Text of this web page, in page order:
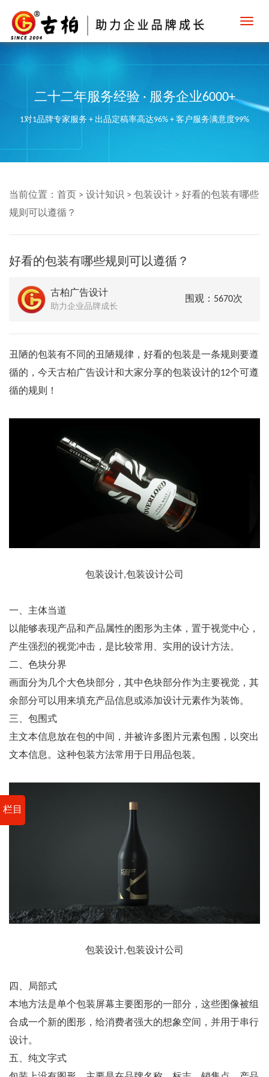
二十二年服务经验 · 服务企业6000+
1对1品牌专家服务 + 出品定稿率高达96% + 客户服务满意度99%
栏目
当前位置： 首页 > 设计知识 > 包装设计 > 好看的包装有哪些
规则可以遵循？
好看的包装有哪些规则可以遵循？
古柏广告设计
助力企业品牌成长
围观：5670次
丑陋的包装有不同的丑陋规律，好看的包装是一条规则要遵
循的，今天古柏广告设计和大家分享的包装设计的12个可遵
循的规则！
包装设计,包装设计公司
一、主体当道
以能够表现产品和产品属性的图形为主体，置于视觉中心，
产生强烈的视觉冲击，是比较常用、实用的设计方法。
二、色块分界
画面分为几个大色块部分，其中色块部分作为主要视觉，其
余部分可以用来填充产品信息或添加设计元素作为装饰。
三、包围式
主文本信息放在包的中间，并被许多图片元素包围，以突出
文本信息。这种包装方法常用于日用品包装。
包装设计,包装设计公司
四、局部式
本地方法是单个包装屏幕主要图形的一部分，这些图像被组
合成一个新的图形，给消费者强大的想象空间，并用于串行
设计。
五、纯文字式